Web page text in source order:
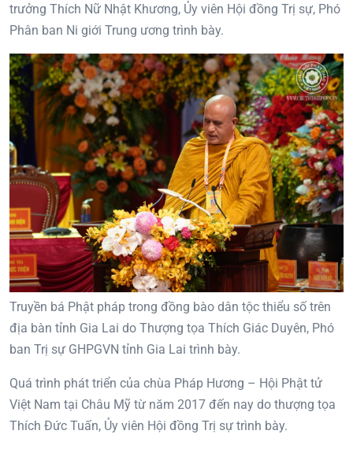
trưởng Thích Nữ Nhật Khương, Ủy viên Hội đồng Trị sự, Phó
Phân ban Ni giới Trung ương trình bày.
Truyền bá Phật pháp trong đồng bào dân tộc thiểu số trên
địa bàn tỉnh Gia Lai do Thượng tọa Thích Giác Duyên, Phó
ban Trị sự GHPGVN tỉnh Gia Lai trình bày.
Quá trình phát triển của chùa Pháp Hương – Hội Phật tử
Việt Nam tại Châu Mỹ từ năm 2017 đến nay do thượng tọa
Thích Đức Tuấn, Ủy viên Hội đồng Trị sự trình bày.